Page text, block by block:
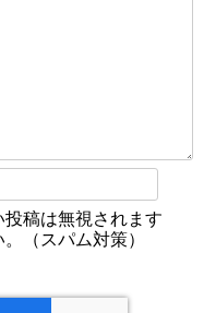
投稿は無視されます
（スパム対策）